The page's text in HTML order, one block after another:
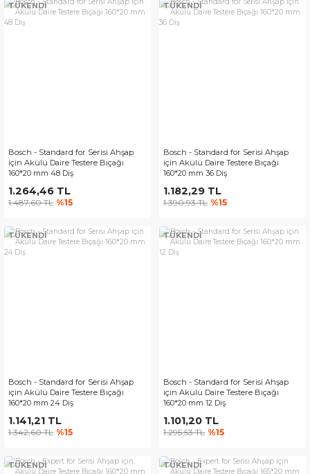
TÜKENDİ
Bosch - Standard for Serisi Ahşap
için Akülü Daire Testere Bıçağı
160*20 mm 48 Diş
1.264,46 TL
1.487,60 TL %15
TÜKENDİ
Bosch - Standard for Serisi Ahşap
için Akülü Daire Testere Bıçağı
160*20 mm 36 Diş
1.182,29 TL
1.390,93 TL %15
TÜKENDİ
Bosch - Standard for Serisi Ahşap
için Akülü Daire Testere Bıçağı
160*20 mm 24 Diş
1.141,21 TL
1.342,60 TL %15
TÜKENDİ
Bosch - Standard for Serisi Ahşap
için Akülü Daire Testere Bıçağı
160*20 mm 12 Diş
1.101,20 TL
1.295,53 TL %15
TÜKENDİ TÜKENDİ